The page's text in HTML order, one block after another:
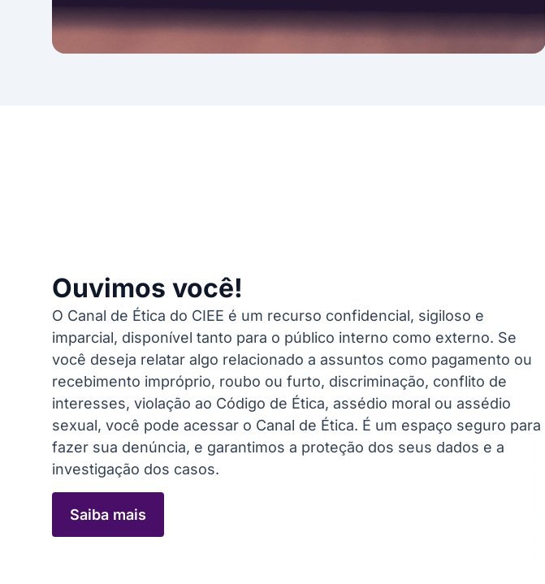
Ouvimos você!
O Canal de Ética do CIEE é um recurso confidencial, sigiloso e
imparcial, disponível tanto para o público interno como externo. Se
você deseja relatar algo relacionado a assuntos como pagamento ou
recebimento impróprio, roubo ou furto, discriminação, conflito de
interesses, violação ao Código de Ética, assédio moral ou assédio
sexual, você pode acessar o Canal de Ética. É um espaço seguro para
fazer sua denúncia, e garantimos a proteção dos seus dados e a
investigação dos casos.
Saiba mais